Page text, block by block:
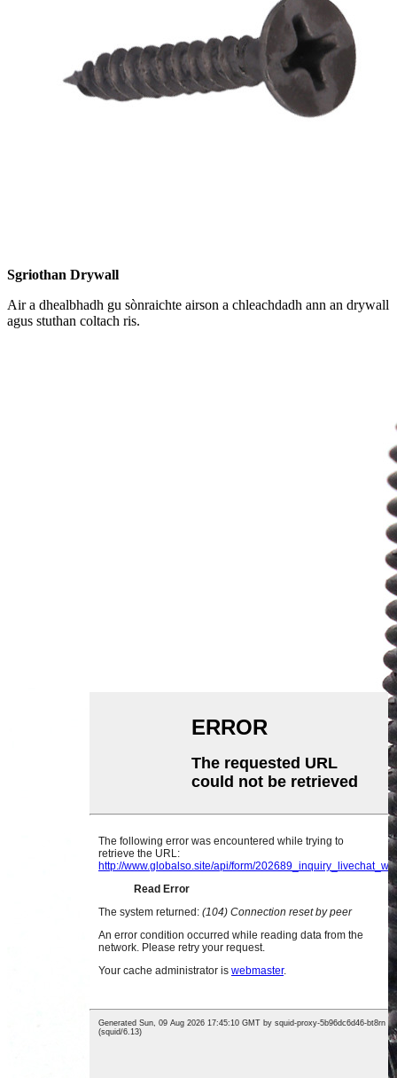
Sgriothan Drywall
Air a dhealbhadh gu sònraichte airson a chleachdadh ann an drywall
agus stuthan coltach ris.